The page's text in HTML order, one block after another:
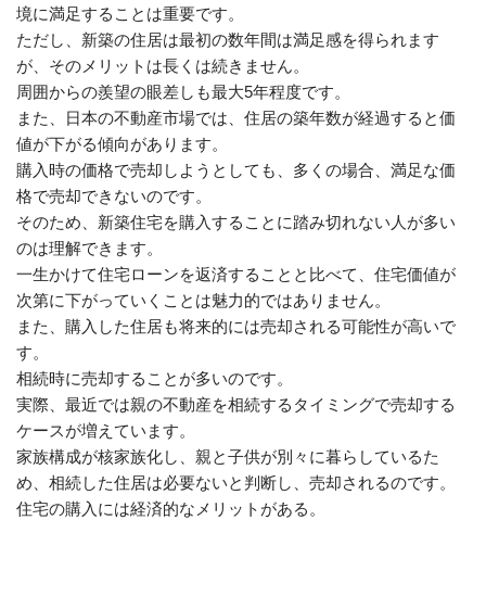
境に満足することは重要です。
ただし、新築の住居は最初の数年間は満足感を得られます
が、そのメリットは長くは続きません。
周囲からの羨望の眼差しも最大5年程度です。
また、日本の不動産市場では、住居の築年数が経過すると価
値が下がる傾向があります。
購入時の価格で売却しようとしても、多くの場合、満足な価
格で売却できないのです。
そのため、新築住宅を購入することに踏み切れない人が多い
のは理解できます。
一生かけて住宅ローンを返済することと比べて、住宅価値が
次第に下がっていくことは魅力的ではありません。
また、購入した住居も将来的には売却される可能性が高いで
す。
相続時に売却することが多いのです。
実際、最近では親の不動産を相続するタイミングで売却する
ケースが増えています。
家族構成が核家族化し、親と子供が別々に暮らしているた
め、相続した住居は必要ないと判断し、売却されるのです。
住宅の購入には経済的なメリットがある。